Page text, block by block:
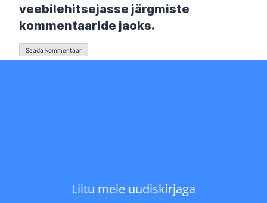
veebilehitsejasse järgmiste
kommentaaride jaoks.
Liitu meie uudiskirjaga